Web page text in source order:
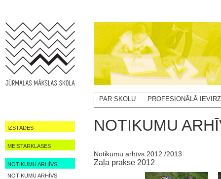
IZSTĀDES
MEISTARKLASES
NOTIKUMU ARHĪVS
NOTIKUMU ARHĪVS
PAR SKOLU
PROFESIONĀLĀ
NOTIKUMU
Notikumu arhīvs 2012./2013
Zaļā prakse 2012